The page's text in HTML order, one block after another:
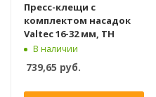
Пресс-клещи с
комплектом насадок
Valtec 16-32 мм, ТН
В наличии
739,65 руб.